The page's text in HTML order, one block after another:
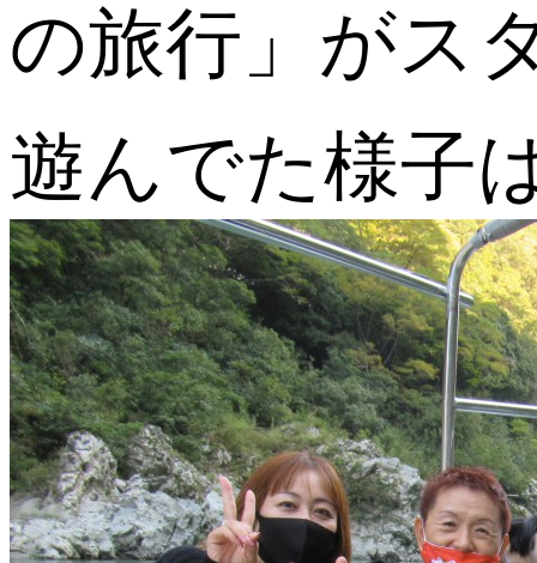
の旅行」が
遊んでた様子